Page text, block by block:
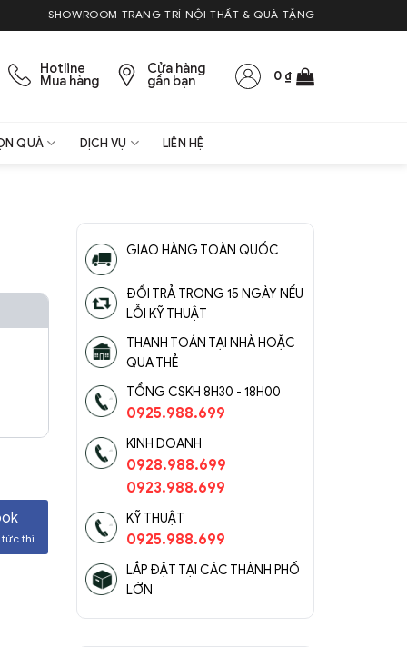
SHOWROOM TRANG TRÍ NỘI THẤT & QUÀ TẶNG
Hotline
Mua hàng
Cửa hàng
gần bạn 0 ₫
QUÀ DỊCH VỤ LIÊN HỆ
tức thì
GIAO HÀNG TOÀN QUỐC
ĐỔI TRẢ TRONG 15 NGÀY NẾU
LỖI KỸ THUẬT
THANH TOÁN TẠI NHÀ HOẶC
QUA THẺ
TỔNG CSKH 8H30 - 18H00
0925.988.699
KINH DOANH
0928.988.699
0923.988.699
KỸ THUẬT
0925.988.699
LẮP ĐẶT TẠI CÁC THÀNH PHỐ
LỚN